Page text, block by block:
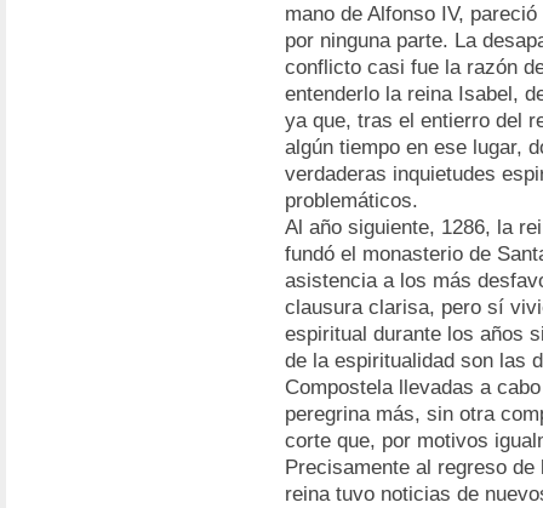
mano de Alfonso IV,
por ninguna parte. La
conflicto casi fue la razón
entenderlo la reina Isabel,
ya que, tras el entierro del
algún tiempo en ese lugar,
verdaderas inquietudes
problemáticos.
Al año siguiente, 1286, la
fundó el monasterio de
asistencia a los más
clausura clarisa, pero sí
espiritual durante los años
de la espiritualidad son las
Compostela llevadas a
peregrina más, sin otra
corte que, por motivos
Precisamente al regreso
reina tuvo noticias de